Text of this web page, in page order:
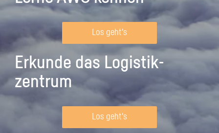
Los geht's
Erkunde das Logistik­
zentrum
Los geht's